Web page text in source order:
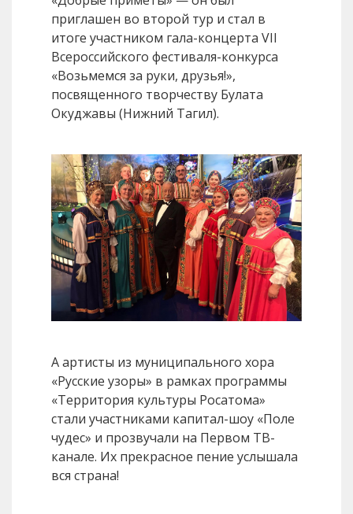
приглашен во второй тур и стал в
итоге участником гала-концерта VII
Всероссийского фестиваля-конкурса
«Возьмемся за руки, друзья!»,
посвященного творчеству Булата
Окуджавы (Нижний Тагил).
А артисты из муниципального хора
«Русские узоры» в рамках программы
«Территория культуры Росатома»
стали участниками капитал-шоу «Поле
чудес» и прозвучали на Первом ТВ-
канале. Их прекрасное пение услышала
вся страна!